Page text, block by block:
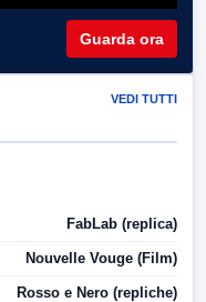
Guarda ora
VEDI TUTTI
FabLab (replica)
Nouvelle Vouge (Film)
Rosso e Nero (repliche)